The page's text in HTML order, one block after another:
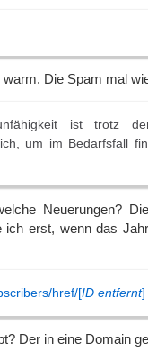
Die Spam mal
ist trotz
um im Bedarfsfall
Neuerungen?
ich erst, wenn das
href/[ID entfernt]
Der in eine Domain